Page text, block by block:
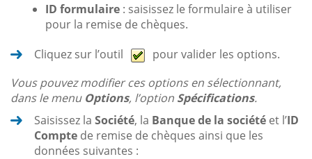
ID formulaire : saisissez le formulaire à utiliser
pour la remise de chèques.
Cliquez sur l’outil
pour valider les options.
Vous pouvez modifier ces options en sélectionnant,
dans le menu Options, l’option Spécifications.
Saisissez la Société, la Banque de la société et l’ID
Compte de remise de chèques ainsi que les
données suivantes :